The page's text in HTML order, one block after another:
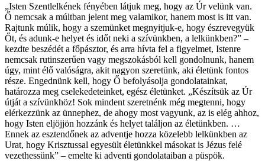
„Isten Szentlelkének fényében látjuk meg, hogy az Úr velünk van.
Ő nemcsak a múltban jelent meg valamikor, hanem most is itt van.
Rajtunk múlik, hogy a szemünket megnyitjuk-e, hogy észrevegyük
Őt, és adunk-e helyet és időt neki a szívünkben, a lelkünkben?” –
kezdte beszédét a főpásztor, és arra hívta fel a figyelmet, Istenre
nemcsak rutinszerűen vagy megszokásból kell gondolnunk, hanem
úgy, mint élő valóságra, akit nagyon szeretünk, aki életünk fontos
része. Engednünk kell, hogy Ő befolyásolja gondolatainkat,
határozza meg cselekedeteinket, egész életünket. „Készítsük az Úr
útját a szívünkhöz! Sok mindent szeretnénk még megtenni, hogy
elérkezzünk az ünnephez, de ahogy most vagyunk, az is elég ahhoz,
hogy Isten eljöjjön hozzánk és helyet találjon az életünkben. …
Ennek az esztendőnek az adventje hozza közelebb lelkünkben az
Urat, hogy Krisztussal egyesült életünkkel másokat is Jézus felé
vezethessünk” – emelte ki adventi gondolataiban a püspök.